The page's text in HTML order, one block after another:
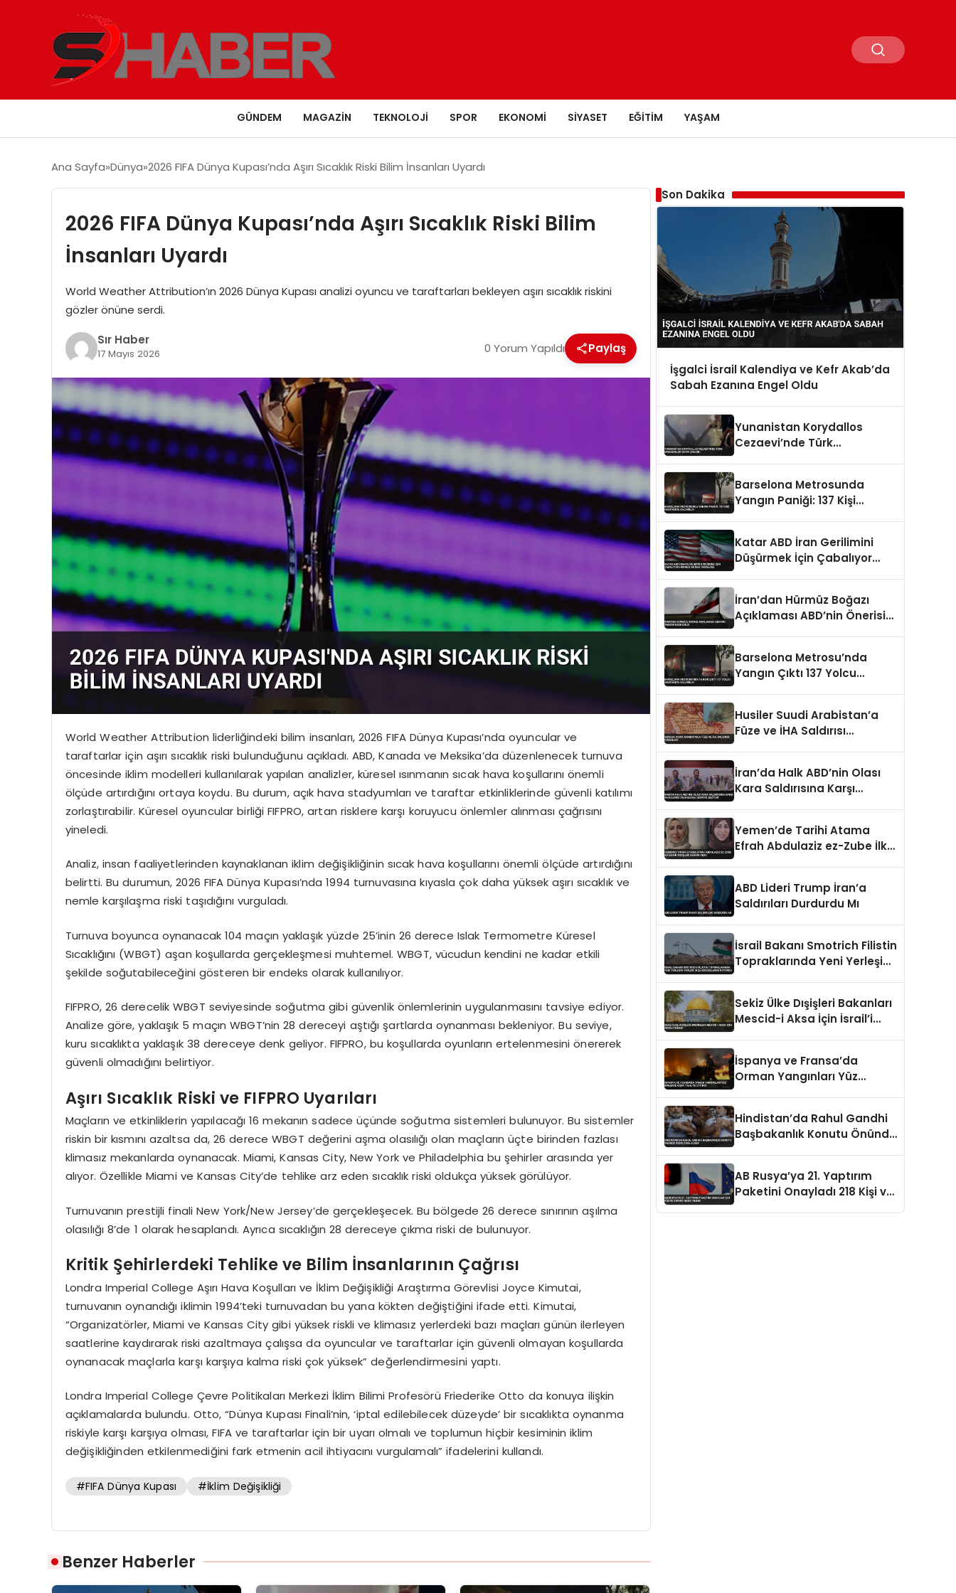
GÜNDEM MAGAZIN TEKNOLOJI SPOR EKONOMI SIYASET EĞITIM YAŞAM
Ana Sayfa Dünya 2026 FIFA Dünya Kupası’nda Aşırı Sıcaklık Riski Bilim İnsanları Uyardı
2026 FIFA Dünya Kupası’nda Aşırı Sıcaklık Riski Bilim
İnsanları Uyardı
World Weather Attribution’ın 2026 Dünya Kupası analizi oyuncu ve taraftarları bekleyen aşırı sıcaklık riskini
gözler önüne serdi.
Sır Haber
17 Mayıs 2026 0 Yorum Yapıldı Paylaş
World Weather Attribution liderliğindeki bilim insanları, 2026 FIFA Dünya Kupası’nda oyuncular ve
taraftarlar için aşırı sıcaklık riski bulunduğunu açıkladı. ABD, Kanada ve Meksika’da düzenlenecek turnuva
öncesinde iklim modelleri kullanılarak yapılan analizler, küresel ısınmanın sıcak hava koşullarını önemli
ölçüde artırdığını ortaya koydu. Bu durum, açık hava stadyumları ve taraftar etkinliklerinde güvenli katılımı
zorlaştırabilir. Küresel oyuncular birliği FIFPRO, artan risklere karşı koruyucu önlemler alınması çağrısını
yineledi.
Analiz, insan faaliyetlerinden kaynaklanan iklim değişikliğinin sıcak hava koşullarını önemli ölçüde artırdığını
belirtti. Bu durumun, 2026 FIFA Dünya Kupası’nda 1994 turnuvasına kıyasla çok daha yüksek aşırı sıcaklık ve
nemle karşılaşma riski taşıdığını vurguladı.
Turnuva boyunca oynanacak 104 maçın yaklaşık yüzde 25’inin 26 derece Islak Termometre Küresel
Sıcaklığını (WBGT) aşan koşullarda gerçekleşmesi muhtemel. WBGT, vücudun kendini ne kadar etkili
şekilde soğutabileceğini gösteren bir endeks olarak kullanılıyor.
FIFPRO, 26 derecelik WBGT seviyesinde soğutma gibi güvenlik önlemlerinin uygulanmasını tavsiye ediyor.
Analize göre, yaklaşık 5 maçın WBGT’nin 28 dereceyi aştığı şartlarda oynanması bekleniyor. Bu seviye,
kuru sıcaklıkta yaklaşık 38 dereceye denk geliyor. FIFPRO, bu koşullarda oyunların ertelenmesini önererek
güvenli olmadığını belirtiyor.
Aşırı Sıcaklık Riski ve FIFPRO Uyarıları
Maçların ve etkinliklerin yapılacağı 16 mekanın sadece üçünde soğutma sistemleri bulunuyor. Bu sistemler
riskin bir kısmını azaltsa da, 26 derece WBGT değerini aşma olasılığı olan maçların üçte birinden fazlası
klimasız mekanlarda oynanacak. Miami, Kansas City, New York ve Philadelphia bu şehirler arasında yer
alıyor. Özellikle Miami ve Kansas City’de tehlike arz eden sıcaklık riski oldukça yüksek görülüyor.
Turnuvanın prestijli finali New York/New Jersey’de gerçekleşecek. Bu bölgede 26 derece sınırının aşılma
olasılığı 8’de 1 olarak hesaplandı. Ayrıca sıcaklığın 28 dereceye çıkma riski de bulunuyor.
Kritik Şehirlerdeki Tehlike ve Bilim İnsanlarının Çağrısı
Londra Imperial College Aşırı Hava Koşulları ve İklim Değişikliği Araştırma Görevlisi Joyce Kimutai,
turnuvanın oynandığı iklimin 1994’teki turnuvadan bu yana kökten değiştiğini ifade etti. Kimutai,
“Organizatörler, Miami ve Kansas City gibi yüksek riskli ve klimasız yerlerdeki bazı maçları günün ilerleyen
saatlerine kaydırarak riski azaltmaya çalışsa da oyuncular ve taraftarlar için güvenli olmayan koşullarda
oynanacak maçlarla karşı karşıya kalma riski çok yüksek” değerlendirmesini yaptı.
Londra Imperial College Çevre Politikaları Merkezi İklim Bilimi Profesörü Friederike Otto da konuya ilişkin
açıklamalarda bulundu. Otto, “Dünya Kupası Finali’nin, ‘iptal edilebilecek düzeyde’ bir sıcaklıkta oynanma
riskiyle karşı karşıya olması, FIFA ve taraftarlar için bir uyarı olmalı ve toplumun hiçbir kesiminin iklim
değişikliğinden etkilenmediğini fark etmenin acil ihtiyacını vurgulamalı” ifadelerini kullandı.
#FIFA Dünya Kupası #İklim Değişikliği
Benzer Haberler
Son Dakika
İşgalci İsrail Kalendiya ve Kefr Akab’da
Sabah Ezanına Engel Oldu
Yunanistan Korydallos
Cezaevi’nde Türk
Barselona Metrosunda
Yangın Paniği: 137 Kişi
Katar ABD İran Gerilimini
Düşürmek İçin Çabalıyor
İran’dan Hürmüz Boğazı
Açıklaması ABD’nin Önerisi
Barselona Metrosu’nda
Yangın Çıktı 137 Yolcu
Husiler Suudi Arabistan’a
Füze ve İHA Saldırısı
İran’da Halk ABD’nin Olası
Kara Saldırısına Karşı
Yemen’de Tarihi Atama
Efrah Abdulaziz ez-Zube İlk
ABD Lideri Trump İran’a
Saldırıları Durdurdu Mı
İsrail Bakanı Smotrich Filistin
Topraklarında Yeni Yerleşim
Sekiz Ülke Dışişleri Bakanları
Mescid-i Aksa İçin İsrail’i
İspanya ve Fransa’da
Orman Yangınları Yüz
Hindistan’da Rahul Gandhi
Başbakanlık Konutu Önünde
AB Rusya’ya 21. Yaptırım
Paketini Onayladı 218 Kişi ve